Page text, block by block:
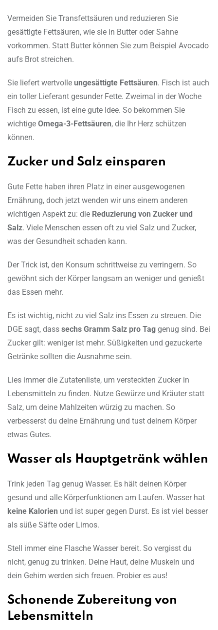
Vermeiden Sie Transfettsäuren und reduzieren Sie
gesättigte Fettsäuren, wie sie in Butter oder Sahne
vorkommen. Statt Butter können Sie zum Beispiel Avocado
aufs Brot streichen.
Sie liefert wertvolle ungesättigte Fettsäuren. Fisch ist auch
ein toller Lieferant gesunder Fette. Zweimal in der Woche
Fisch zu essen, ist eine gute Idee. So bekommen Sie
wichtige Omega-3-Fettsäuren, die Ihr Herz schützen
können.
Zucker und Salz einsparen
Gute Fette haben ihren Platz in einer ausgewogenen
Ernährung, doch jetzt wenden wir uns einem anderen
wichtigen Aspekt zu: die Reduzierung von Zucker und
Salz. Viele Menschen essen oft zu viel Salz und Zucker,
was der Gesundheit schaden kann.
Der Trick ist, den Konsum schrittweise zu verringern. So
gewöhnt sich der Körper langsam an weniger und genießt
das Essen mehr.
Es ist wichtig, nicht zu viel Salz ins Essen zu streuen. Die
DGE sagt, dass sechs Gramm Salz pro Tag genug sind. Bei
Zucker gilt: weniger ist mehr. Süßigkeiten und gezuckerte
Getränke sollten die Ausnahme sein.
Lies immer die Zutatenliste, um versteckten Zucker in
Lebensmitteln zu finden. Nutze Gewürze und Kräuter statt
Salz, um deine Mahlzeiten würzig zu machen. So
verbesserst du deine Ernährung und tust deinem Körper
etwas Gutes.
Wasser als Hauptgetränk wählen
Trink jeden Tag genug Wasser. Es hält deinen Körper
gesund und alle Körperfunktionen am Laufen. Wasser hat
keine Kalorien und ist super gegen Durst. Es ist viel besser
als süße Säfte oder Limos.
Stell immer eine Flasche Wasser bereit. So vergisst du
nicht, genug zu trinken. Deine Haut, deine Muskeln und
dein Gehirn werden sich freuen. Probier es aus!
Schonende Zubereitung von
Lebensmitteln